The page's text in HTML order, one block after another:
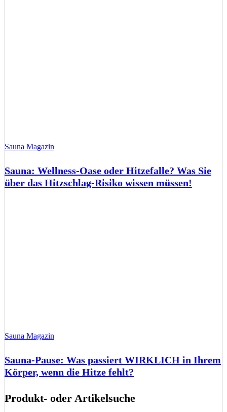
Sauna Magazin
Sauna: Wellness-Oase oder Hitzefalle? Was Sie
über das Hitzschlag-Risiko wissen müssen!
Sauna Magazin
Sauna-Pause: Was passiert WIRKLICH in Ihrem
Körper, wenn die Hitze fehlt?
Produkt- oder Artikelsuche